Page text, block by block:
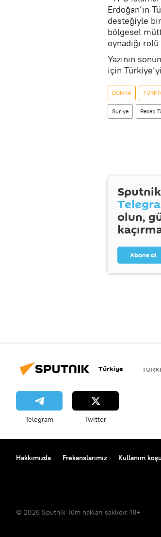
Erdoğan’ın
desteğiyle
bölgesel
oynadığı
Yazının
için
DÜNYA
Suriye Recep
olun,
Abone ol
Türkiye
Telegram Twitter
Hakkımızda Frekanslarımız Kullanım
© 2026 Sputnik Tüm hakları saklıdır. 18+